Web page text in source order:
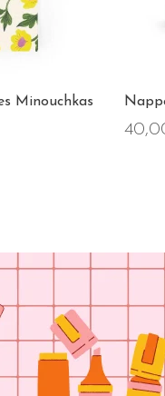
Minouchkas